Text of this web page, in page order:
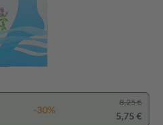
-30%
8,25 €
5,75 €